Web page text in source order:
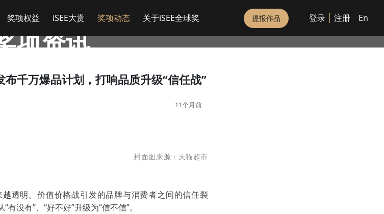
奖项权益 iSEE大赏 奖项动态 关于iSEE全球奖 提报作品 登录 注册 En
项资讯
千万爆品计划，打响品质升级“信任战”
11个月前
封面图来源：天猫超市
透明。价值价格战引发的品牌与消费者之间的信任裂
没有”、“好不好”升级为“信不信”。